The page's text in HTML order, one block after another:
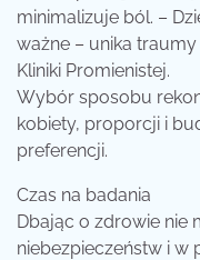
minimalizuje ból. –
ważne – unika
Kliniki Promienistej.
Wybór sposobu
kobiety, proporcji i
preferencji.
Czas na badania
Dbając o zdrowie nie
niebezpieczeństw i w